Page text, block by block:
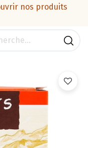
nos produits